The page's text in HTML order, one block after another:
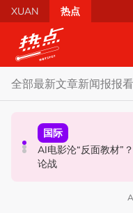
Skip to main content
XUAN 热点
全部最新文章新闻报报看
政治
要求安华解释为何冻结MyKHAS
把人民拨款政治化
政治
国际
AI电影沦“反面教材”？ 狮城本土电影公司国庆献礼掀网民
论战